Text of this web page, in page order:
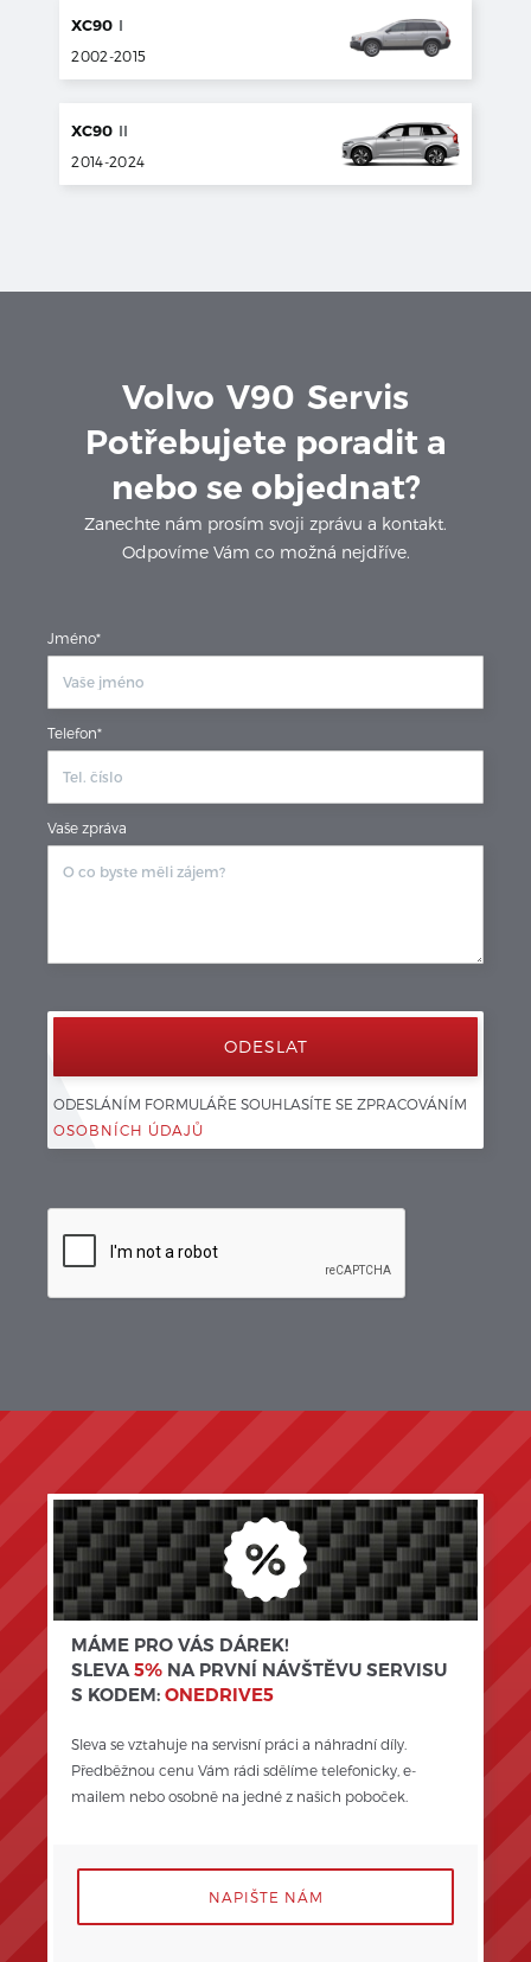
XC90 I
2002-2015
XC90 II
2014-2024
Volvo V90 Servis
Potřebujete poradit a
nebo se objednat?
Zanechte nám prosím svoji zprávu a kontakt.
Odpovíme Vám co možná nejdříve.
Jméno*
Telefon*
Vaše zpráva
ODESLÁNÍM FORMULÁŘE SOUHLASÍTE SE ZPRACOVÁNÍM
OSOBNÍCH ÚDAJŮ
MÁME PRO VÁS DÁREK!
SLEVA5% NA PRVNÍ NÁVŠTĚVU SERVISU
S KODEM:ONEDRIVE5
Sleva se vztahuje na servisní práci a náhradní díly.
Předběžnou cenu Vám rádi sdělíme telefonicky, e-
mailem nebo osobně na jedné z našich poboček.
NAPIŠTE NÁM